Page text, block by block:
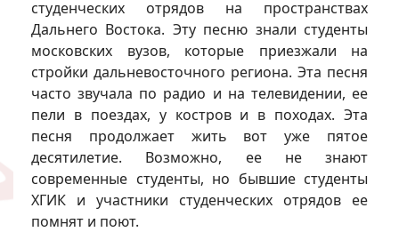
студенческих отрядов на пространствах
Дальнего Востока. Эту песню знали студенты
московских вузов, которые приезжали на
стройки дальневосточного региона. Эта песня
часто звучала по радио и на телевидении, ее
пели в поездах, у костров и в походах. Эта
песня продолжает жить вот уже пятое
десятилетие. Возможно, ее не знают
современные студенты, но бывшие студенты
ХГИК и участники студенческих отрядов ее
помнят и поют.